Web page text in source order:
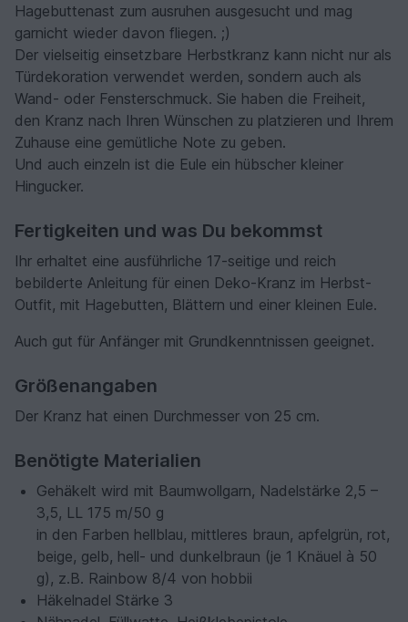
Hagebuttenast zum ausruhen ausgesucht und mag
garnicht wieder davon fliegen. ;)
Der vielseitig einsetzbare Herbstkranz kann nicht nur als
Türdekoration verwendet werden, sondern auch als
Wand- oder Fensterschmuck. Sie haben die Freiheit,
den Kranz nach Ihren Wünschen zu platzieren und Ihrem
Zuhause eine gemütliche Note zu geben.
Und auch einzeln ist die Eule ein hübscher kleiner
Hingucker.
Fertigkeiten und was Du bekommst
Ihr erhaltet eine ausführliche 17-seitige und reich
bebilderte Anleitung für einen Deko-Kranz im Herbst-
Outfit, mit Hagebutten, Blättern und einer kleinen Eule.
Auch gut für Anfänger mit Grundkenntnissen geeignet.
Größenangaben
Der Kranz hat einen Durchmesser von 25 cm.
Benötigte Materialien
Gehäkelt wird mit Baumwollgarn, Nadelstärke 2,5 –
3,5, LL 175 m/50 g
in den Farben hellblau, mittleres braun, apfelgrün, rot,
beige, gelb, hell- und dunkelbraun (je 1 Knäuel à 50
g), z.B. Rainbow 8/4 von hobbii
Häkelnadel Stärke 3